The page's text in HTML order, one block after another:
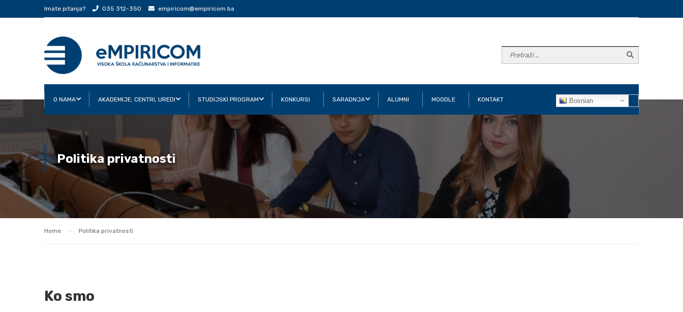
Imate pitanja? 035 312-350 empiricom@empiricom.ba
O NAMA AKADEMIJE, CENTRI, UREDI STUDIJSKI PROGRAM KONKURSI SARADNJA ALUMNI MOODLE KONTAKT Bosnian
Politika privatnosti
Home Politika privatnosti
Ko smo